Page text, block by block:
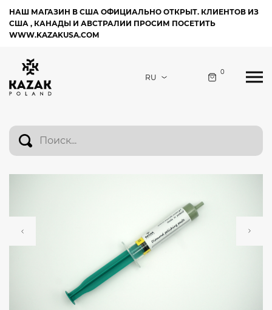
НАШ МАГАЗИН В США ОФИЦИАЛЬНО ОТКРЫТ. КЛИЕНТОВ ИЗ
США , КАНАДЫ И АВСТРАЛИИ ПРОСИМ ПОСЕТИТЬ
WWW.KAZAKUSA.COM
0